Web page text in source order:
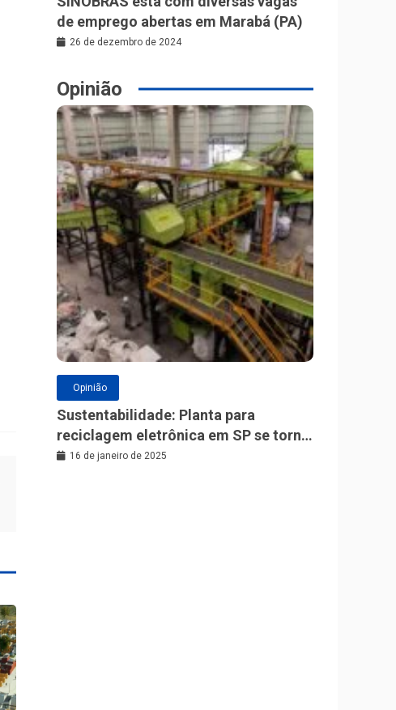
de emprego abertas em Marabá (PA)
26 de dezembro de 2024
Opinião
Opinião
Sustentabilidade: Planta para
reciclagem eletrônica em SP se torna
a maior da América Latina
16 de janeiro de 2025